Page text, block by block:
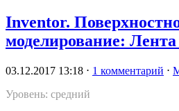
Inventor.
моделирование:
03.12.2017 13:18 ⋅ 1 комментарий ⋅
Уровень: средний